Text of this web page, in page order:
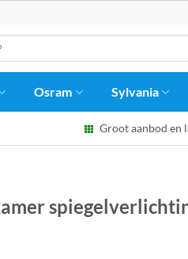
Osram Sylvania
Groot aanbod en